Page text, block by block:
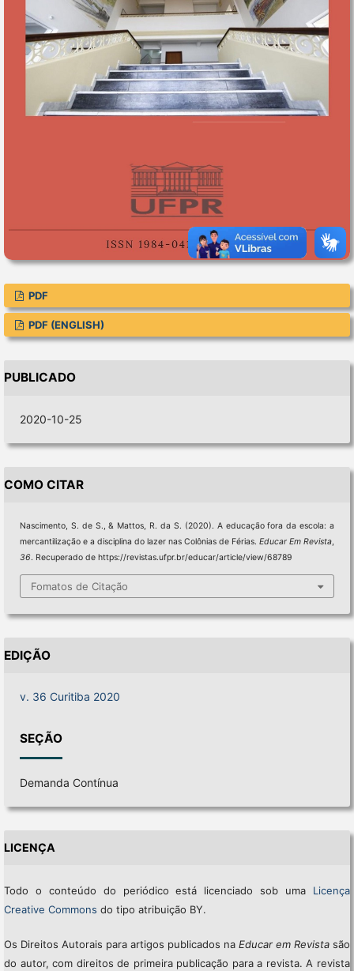
PDF
PDF (ENGLISH)
PUBLICADO
2020-10-25
COMO CITAR
Nascimento, S. de S., & Mattos, R. da S. (2020). A educação fora da escola: a
mercantilização e a disciplina do lazer nas Colônias de Férias.Educar Em Revista,
36. Recuperado de https://revistas.ufpr.br/educar/article/view/68789
Fomatos de Citação
EDIÇÃO
v. 36 Curitiba 2020
SEÇÃO
Demanda Contínua
LICENÇA
Todo o conteúdo do periódico está licenciado sob uma Licença
Creative Commons do tipo atribuição BY.
Os Direitos Autorais para artigos publicados naEducar em Revista são
do autor, com direitos de primeira publicação para a revista. A revista